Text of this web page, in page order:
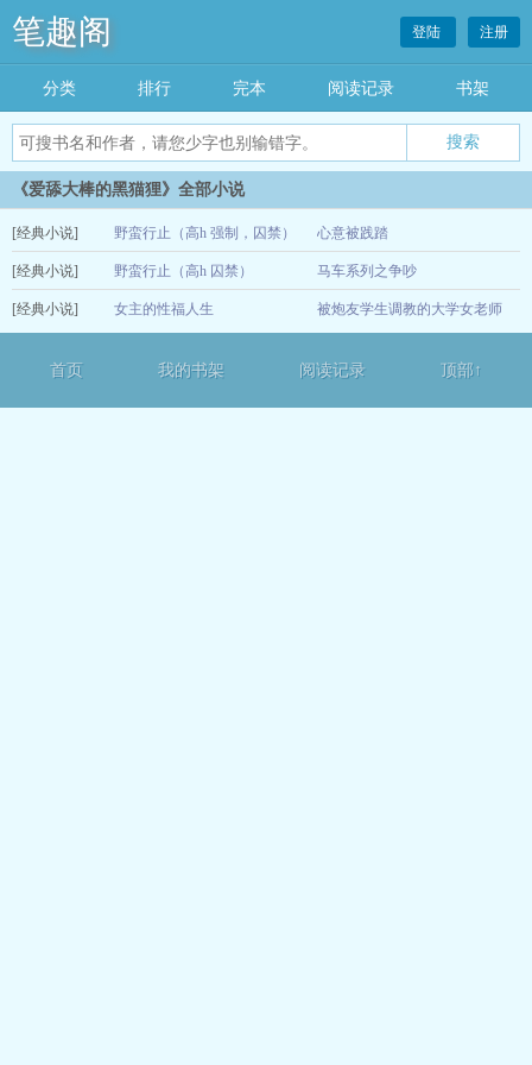
笔趣阁 登陆 注册
分类 排行 完本 阅读记录 书架
《爱舔大棒的黑猫狸》全部小说
[经典小说] 野蛮行止（高h 强制，囚禁） 心意被践踏
[经典小说] 野蛮行止（高h 囚禁） 马车系列之争吵
12-14
[经典小说] 女主的性福人生 被炮友学生调教的大学女老师
首页 我的书架 阅读记录 顶部↑